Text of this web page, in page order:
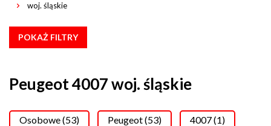
woj. śląskie
POKAŻ FILTRY
Peugeot 4007 woj. śląskie
Osobowe (53) Peugeot (53)
4007 (1)